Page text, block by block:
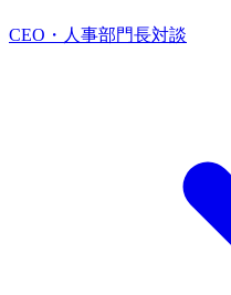
CEO・人事部門長対談